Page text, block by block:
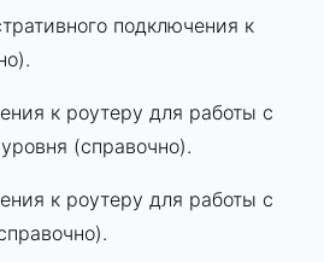
подключения к
к роутеру для работы с
(справочно).
к роутеру для работы с